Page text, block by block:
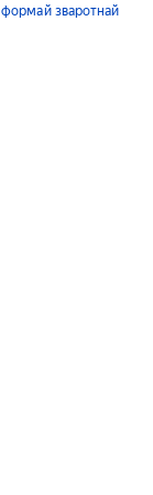
формай зваротнай